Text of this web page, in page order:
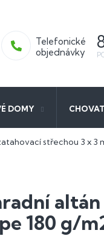
DOMY
střechou 3 x 3
180 g/